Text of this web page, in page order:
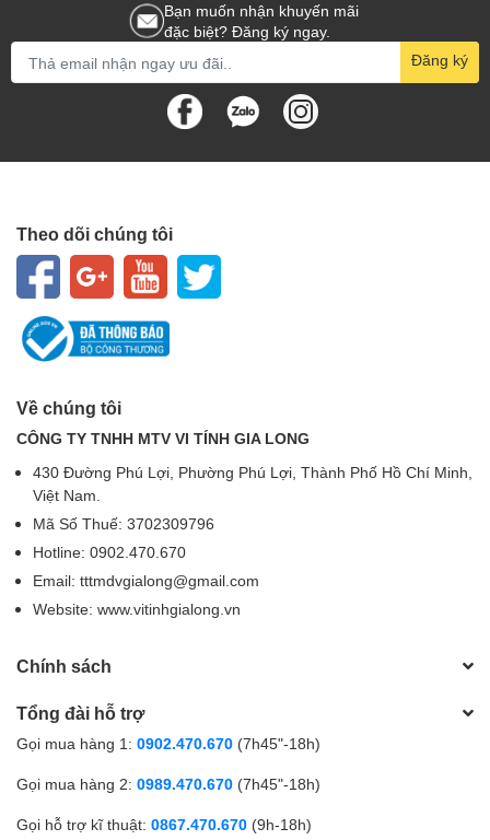
Bạn muốn nhận khuyến mãi
đặc biệt? Đăng ký ngay.
Đăng ký
Theo dõi chúng tôi
Về chúng tôi
CÔNG TY TNHH MTV VI TÍNH GIA LONG
430 Đường Phú Lợi, Phường Phú Lợi, Thành Phố Hồ Chí Minh,
Việt Nam.
Mã Số Thuế: 3702309796
Hotline: 0902.470.670
Email: tttmdvgialong@gmail.com
Website: www.vitinhgialong.vn
Chính sách
Tổng đài hỗ trợ
Gọi mua hàng 1: 0902.470.670 (7h45"-18h)
Gọi mua hàng 2: 0989.470.670 (7h45"-18h)
Gọi hỗ trợ kĩ thuật: 0867.470.670 (9h-18h)